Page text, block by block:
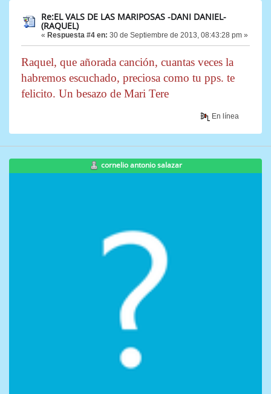
Re:EL VALS DE LAS MARIPOSAS -DANI DANIEL-
(RAQUEL)
« Respuesta #4 en: 30 de Septiembre de 2013, 08:43:28 pm »
Raquel, que añorada canción, cuantas veces la
habremos escuchado, preciosa como tu pps. te
felicito. Un besazo de Mari Tere
En línea
cornelio antonio salazar